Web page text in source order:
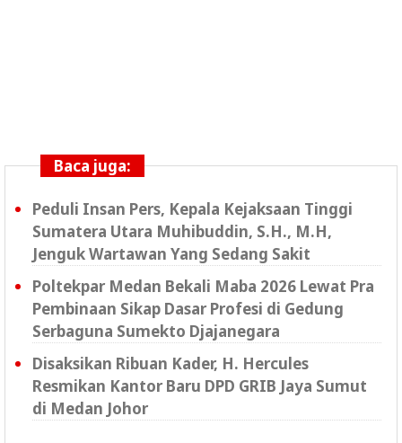
Baca juga:
Peduli Insan Pers, Kepala Kejaksaan Tinggi
Sumatera Utara Muhibuddin, S.H., M.H,
Jenguk Wartawan Yang Sedang Sakit
Poltekpar Medan Bekali Maba 2026 Lewat Pra
Pembinaan Sikap Dasar Profesi di Gedung
Serbaguna Sumekto Djajanegara
Disaksikan Ribuan Kader, H. Hercules
Resmikan Kantor Baru DPD GRIB Jaya Sumut
di Medan Johor